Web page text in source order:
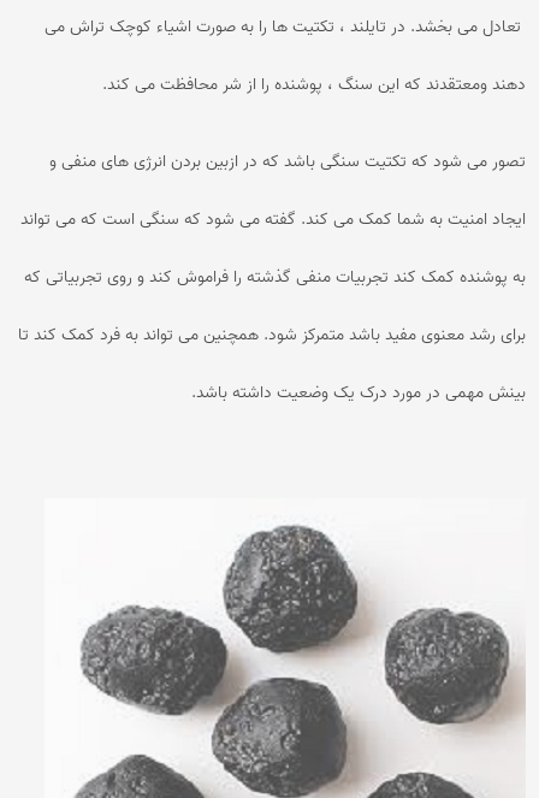
تعادل می بخشد. در تایلند ، تکتیت ها را به صورت اشیاء کوچک تراش می
دهند ومعتقدند که این سنگ ، پوشنده را از شر محافظت می کند.
تصور می شود که تکتیت سنگی باشد که در ازبین بردن انرژی های منفی و
ایجاد امنیت به شما کمک می کند. گفته می شود که سنگی است که می تواند
به پوشنده کمک کند تجربیات منفی گذشته را فراموش کند و روی تجربیاتی که
برای رشد معنوی مفید باشد متمرکز شود. همچنین می تواند به فرد کمک کند تا
بینش مهمی در مورد درک یک وضعیت داشته باشد.